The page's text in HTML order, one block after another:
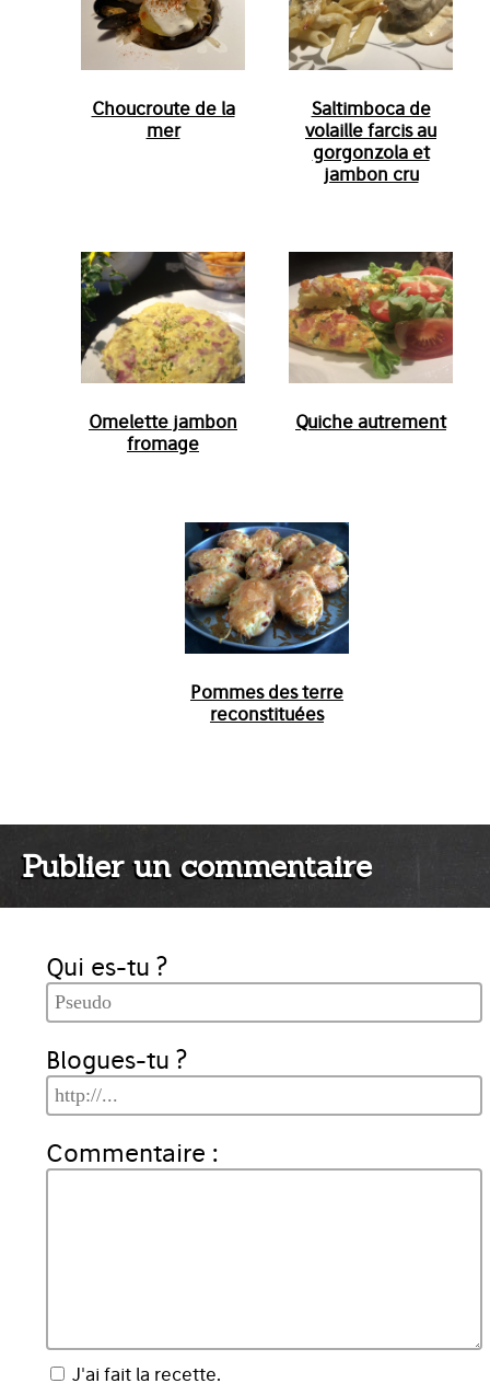
Choucroute de la
mer
Saltimboca de
volaille farcis au
gorgonzola et
jambon cru
Omelette jambon
fromage
Quiche autrement
Pommes des terre
reconstituées
Publier un commentaire
Qui es-tu ?
Blogues-tu ?
Commentaire :
J'ai fait la recette.